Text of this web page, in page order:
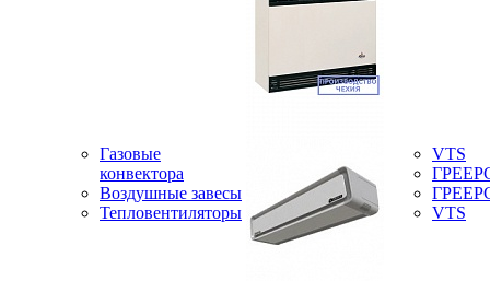
Газовые
конвектора
Воздушные завесы
Тепловентиляторы
VTS
VTS